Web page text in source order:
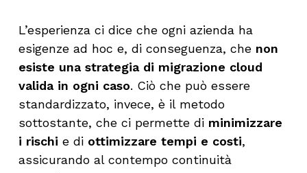
L’esperienza ci dice che ogni azienda ha
esigenze ad hoc e, di conseguenza, che non
esiste una strategia di migrazione cloud
valida in ogni caso. Ciò che può essere
standardizzato, invece, è il metodo
sottostante, che ci permette di minimizzare
i rischi e di ottimizzare tempi e costi,
assicurando al contempo continuità